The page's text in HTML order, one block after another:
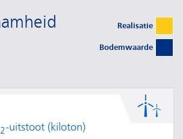
Realisatie
Bodemwaarde
2-uitstoot (kiloton)